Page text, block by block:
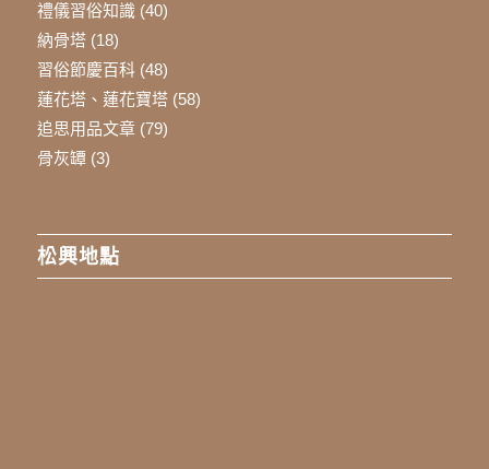
禮儀習俗知識(40)
納骨塔(18)
習俗節慶百科(48)
蓮花塔、蓮花寶塔(58)
追思用品文章(79)
骨灰罈(3)
松興地點